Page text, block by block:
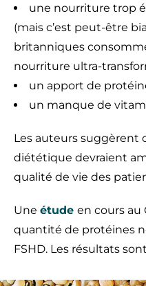
une nourriture trop
(mais c’est peut-être
britanniques
nourriture ultra-
un apport de
un manque de
Les auteurs suggèrent
diététique devraient
qualité de vie des
Une étude en cours au
quantité de protéines
FSHD. Les résultats